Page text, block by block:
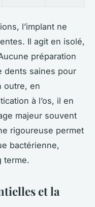
l’implant ne
Il agit en isolé,
préparation
dents saines pour
outre, en
à l’os, il en
majeur souvent
rigoureuse permet
bactérienne,
terme.
et la